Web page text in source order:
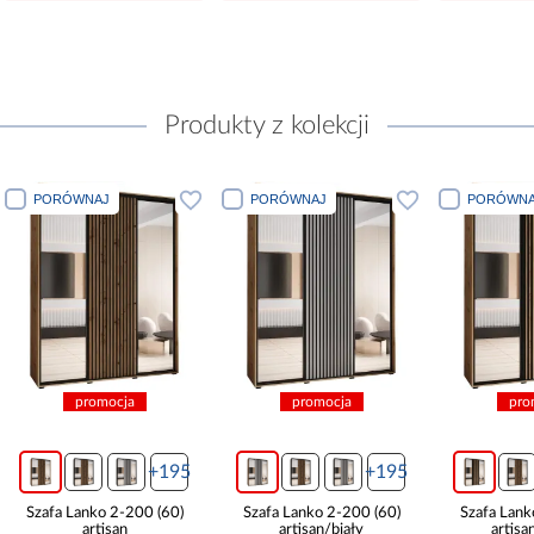
Produkty z kolekcji
+195
200 (60)
PORÓWNAJ
+195
Szafa Lanko 2-200 (60)
PORÓWNAJ
+195
Szafa Lanko 2-200 (60)